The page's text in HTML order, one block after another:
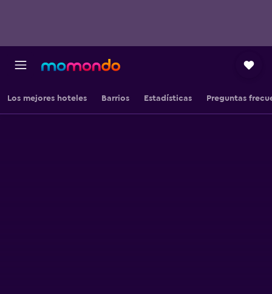
Los mejores hoteles Barrios Estadísticas Preguntas